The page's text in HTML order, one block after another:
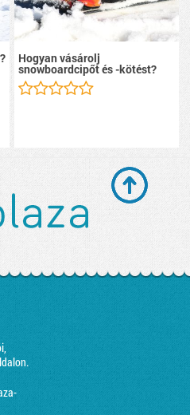
Hogyan vásárolj
snowboardcipőt és -kötést?